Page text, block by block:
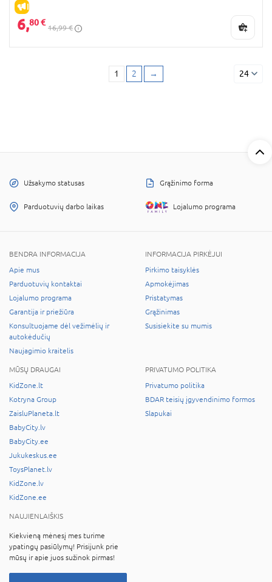
IŠPARDAVIMAS
6,80 €
16,99 €
1 2 → 24
Užsakymo statusas Grąžinimo forma
Parduotuvių darbo laikas Lojalumo programa
BENDRA INFORMACIJA
Apie mus
Parduotuvių kontaktai
Lojalumo programa
Garantija ir priežiūra
Konsultuojame dėl vežimėlių ir
autokėdučių
Naujagimio kraitelis
INFORMACIJA PIRKĖJUI
Pirkimo taisyklės
Apmokėjimas
Pristatymas
Grąžinimas
Susisiekite su mumis
MŪSŲ DRAUGAI
KidZone.lt
Kotryna Group
ZaisluPlaneta.lt
BabyCity.lv
BabyCity.ee
Jukukeskus.ee
ToysPlanet.lv
KidZone.lv
KidZone.ee
PRIVATUMO POLITIKA
Privatumo politika
BDAR teisių įgyvendinimo formos
Slapukai
NAUJIENLAIŠKIS
Kiekvieną mėnesį mes turime
ypatingų pasiūlymų! Prisijunk prie
mūsų ir apie juos sužinok pirmas!